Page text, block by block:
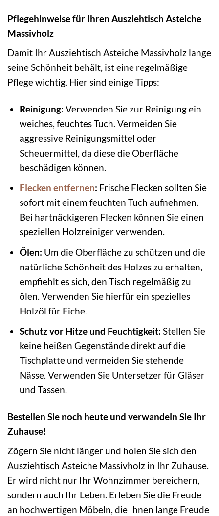
Pflegehinweise für Ihren Ausziehtisch Asteiche
Massivholz
Damit Ihr Ausziehtisch Asteiche Massivholz lange
seine Schönheit behält, ist eine regelmäßige
Pflege wichtig. Hier sind einige Tipps:
Reinigung: Verwenden Sie zur Reinigung ein
weiches, feuchtes Tuch. Vermeiden Sie
aggressive Reinigungsmittel oder
Scheuermittel, da diese die Oberfläche
beschädigen können.
Flecken entfernen: Frische Flecken sollten Sie
sofort mit einem feuchten Tuch aufnehmen.
Bei hartnäckigeren Flecken können Sie einen
speziellen Holzreiniger verwenden.
Ölen: Um die Oberfläche zu schützen und die
natürliche Schönheit des Holzes zu erhalten,
empfiehlt es sich, den Tisch regelmäßig zu
ölen. Verwenden Sie hierfür ein spezielles
Holzöl für Eiche.
Schutz vor Hitze und Feuchtigkeit: Stellen Sie
keine heißen Gegenstände direkt auf die
Tischplatte und vermeiden Sie stehende
Nässe. Verwenden Sie Untersetzer für Gläser
und Tassen.
Bestellen Sie noch heute und verwandeln Sie Ihr
Zuhause!
Zögern Sie nicht länger und holen Sie sich den
Ausziehtisch Asteiche Massivholz in Ihr Zuhause.
Er wird nicht nur Ihr Wohnzimmer bereichern,
sondern auch Ihr Leben. Erleben Sie die Freude
an hochwertigen Möbeln, die Ihnen lange Freude